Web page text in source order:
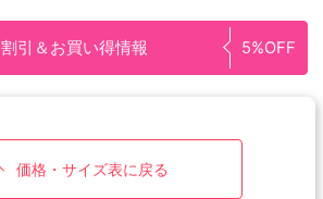
割引＆お買い得情報 5%OFF
価格・サイズ表に戻る